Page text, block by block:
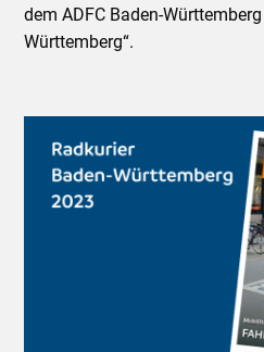
dem ADFC Baden-
Württemberg“.